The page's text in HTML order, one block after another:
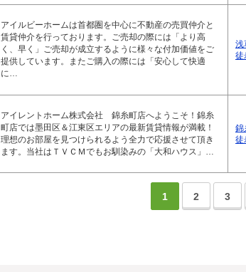
アイルビーホームは首都圏を中心に不動産の売買仲介と
賃貸仲介を行っております。ご売却の際には「より高
く、早く」ご売却が成立するように様々な付加価値をご
提供しています。またご購入の際には「安心して快適
に…
浅
徒
アイレントホーム株式会社 錦糸町店へようこそ！錦糸
町店では墨田区＆江東区エリアの最新賃貸情報が満載！
理想のお部屋を見つけられるよう全力で応援させて頂き
ます。当社はＴＶＣＭでもお馴染みの「大和ハウス」…
錦
徒
1 2 3